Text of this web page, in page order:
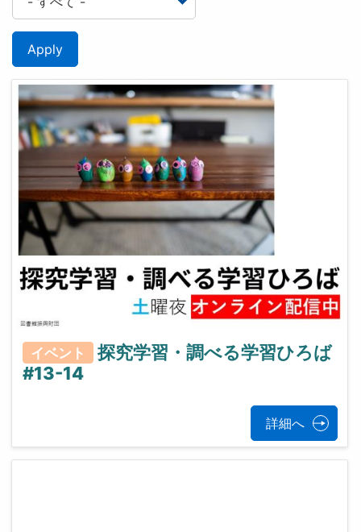
Apply
イベント
探究学習・調べる学習ひろば
#13-14
詳細へ